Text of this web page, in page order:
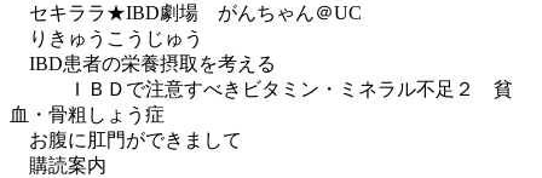
セキララ★IBD劇場 がんちゃん＠UC
りきゅうこうじゅう
IBD患者の栄養摂取を考える
ＩＢＤで注意すべきビタミン・ミネラル不足２ 貧
血・骨粗しょう症
お腹に肛門ができまして
購読案内